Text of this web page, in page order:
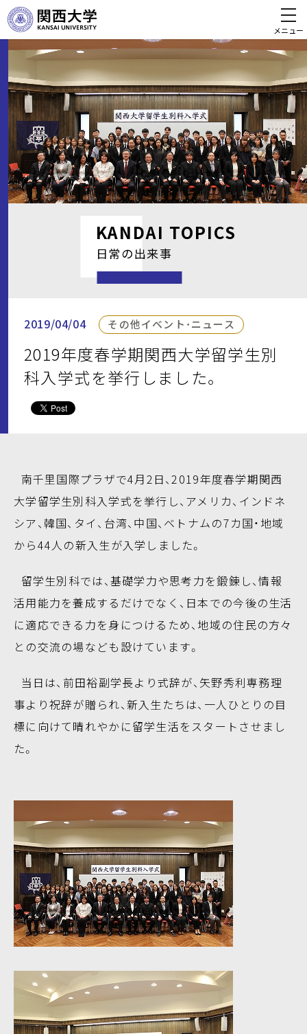
メニュー
KANDAI TOPICS
日常の出来事
2019/04/04 その他イベント・ニュース
2019年度春学期関西大学留学生別
科入学式を挙行しました。
南千里国際プラザで4月2日、2019年度春学期関西
大学留学生別科入学式を挙行し、アメリカ、インドネ
シア、韓国、タイ、台湾、中国、ベトナムの7カ国・地域
から44人の新入生が入学しました。
留学生別科では、基礎学力や思考力を鍛錬し、情報
活用能力を養成するだけでなく、日本での今後の生活
に適応できる力を身につけるため、地域の住民の方々
との交流の場なども設けています。
当日は、前田裕副学長より式辞が、矢野秀利専務理
事より祝辞が贈られ、新入生たちは、一人ひとりの目
標に向けて晴れやかに留学生活をスタートさせまし
た。